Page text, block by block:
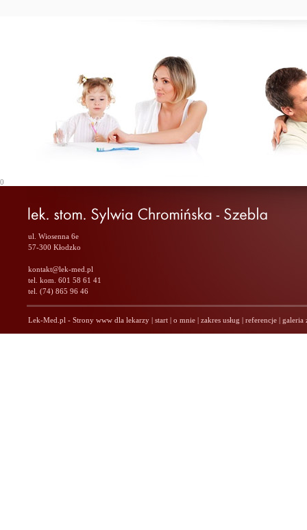
0
ul. Wiosenna 6e
57-300 Kłodzko
kontakt@lek-med.pl
tel. kom. 601 58 61 41
tel. (74) 865 96 46
Lek-Med.pl - Strony www dla lekarzy | start | o mnie | zakres usług | referencje | galeria